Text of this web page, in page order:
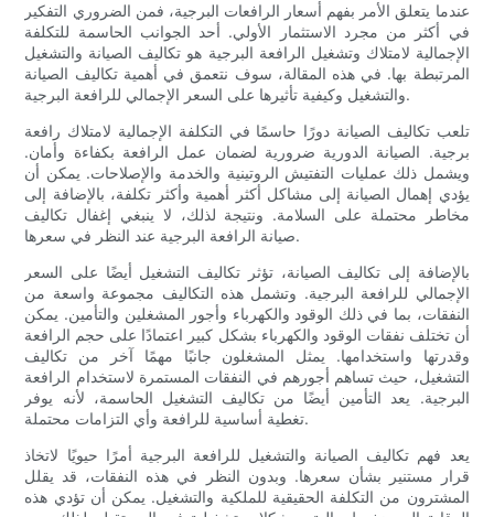
عندما يتعلق الأمر بفهم أسعار الرافعات البرجية، فمن الضروري التفكير
في أكثر من مجرد الاستثمار الأولي. أحد الجوانب الحاسمة للتكلفة
الإجمالية لامتلاك وتشغيل الرافعة البرجية هو تكاليف الصيانة والتشغيل
المرتبطة بها. في هذه المقالة، سوف نتعمق في أهمية تكاليف الصيانة
والتشغيل وكيفية تأثيرها على السعر الإجمالي للرافعة البرجية.
تلعب تكاليف الصيانة دورًا حاسمًا في التكلفة الإجمالية لامتلاك رافعة
برجية. الصيانة الدورية ضرورية لضمان عمل الرافعة بكفاءة وأمان.
ويشمل ذلك عمليات التفتيش الروتينية والخدمة والإصلاحات. يمكن أن
يؤدي إهمال الصيانة إلى مشاكل أكثر أهمية وأكثر تكلفة، بالإضافة إلى
مخاطر محتملة على السلامة. ونتيجة لذلك، لا ينبغي إغفال تكاليف
صيانة الرافعة البرجية عند النظر في سعرها.
بالإضافة إلى تكاليف الصيانة، تؤثر تكاليف التشغيل أيضًا على السعر
الإجمالي للرافعة البرجية. وتشمل هذه التكاليف مجموعة واسعة من
النفقات، بما في ذلك الوقود والكهرباء وأجور المشغلين والتأمين. يمكن
أن تختلف نفقات الوقود والكهرباء بشكل كبير اعتمادًا على حجم الرافعة
وقدرتها واستخدامها. يمثل المشغلون جانبًا مهمًا آخر من تكاليف
التشغيل، حيث تساهم أجورهم في النفقات المستمرة لاستخدام الرافعة
البرجية. يعد التأمين أيضًا من تكاليف التشغيل الحاسمة، لأنه يوفر
تغطية أساسية للرافعة وأي التزامات محتملة.
يعد فهم تكاليف الصيانة والتشغيل للرافعة البرجية أمرًا حيويًا لاتخاذ
قرار مستنير بشأن سعرها. وبدون النظر في هذه النفقات، قد يقلل
المشترون من التكلفة الحقيقية للملكية والتشغيل. يمكن أن تؤدي هذه